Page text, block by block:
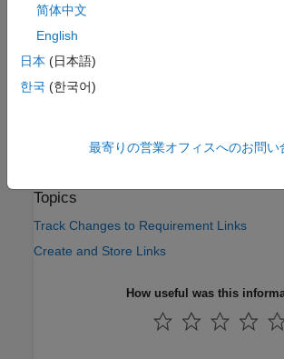
Version History
Introduced in R2022b
Topics
Track Changes to Requirement Links
Create and Store Links
How useful was this
简体中文
English
日本 (日本語)
한국 (한국어)
最寄りの営業オフィスへのお問い